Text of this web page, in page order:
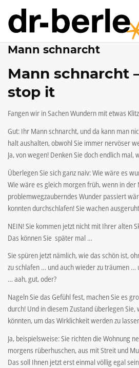
Mann schnarcht
Mann schnarcht
stop it
Fangen wir in Sachen Wundern mit etwas
Gut: Ihr Mann schnarcht, und da kann man
halt aushalten, obwohl Sie immer nervöser
Ja, von wegen! Denken Sie doch endlich mal,
Überlegen Sie sich ganz naiv: Wie wäre es
Wie wäre es gleich morgen früh, wenn in
problemwegzauberndes Wunder passiert
konnten durchschlafen! Sie wachen
NEIN! Sie kommen jetzt nicht mit Ihrer alten
Das können Sie später mal …
Sie spüren jetzt nämlich, wie das schön ist,
zu schlafen … und auch wieder zu träumen …
… aah, gut, oder?
Nageln Sie das Gefühl fest, machen Sie es
durch! Und in diesem Zustand überlegen Sie,
könnten, um das Wirklichkeit werden zu
Ja, beispielsweise: Sie richten die Wohnung
morgens rüberhuschen, aus mit Streit und
Das soll Ihnen jetzt erst einmal völlig egal